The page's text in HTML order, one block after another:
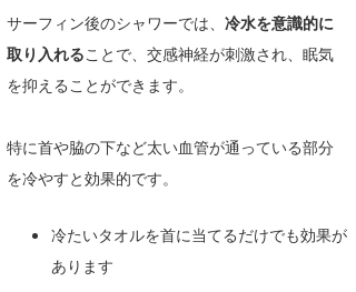
サーフィン後のシャワーでは、冷水を意識的に
取り入れることで、交感神経が刺激され、眠気
を抑えることができます。
特に首や脇の下など太い血管が通っている部分
を冷やすと効果的です。
冷たいタオルを首に当てるだけでも効果が
あります